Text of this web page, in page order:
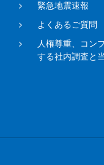
緊急地震速報
よくあるご質問
人権尊重、コン
する社内調査と